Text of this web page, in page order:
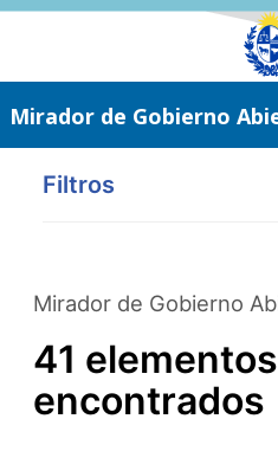
Saltar
Mirador de Gobierno
Filtros
Mirador de Gobierno
41 elementos
encontrados